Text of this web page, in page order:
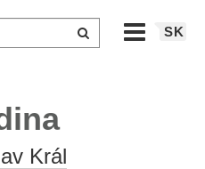
SK
Král